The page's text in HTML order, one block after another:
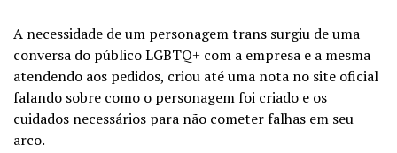
A necessidade de um personagem trans surgiu de uma
conversa do público LGBTQ+ com a empresa e a mesma
atendendo aos pedidos, criou até uma nota no site oficial
falando sobre como o personagem foi criado e os
cuidados necessários para não cometer falhas em seu
arco.